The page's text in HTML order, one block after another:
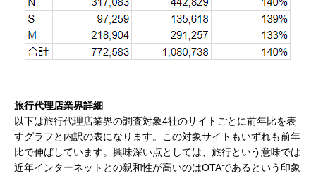
旅行代理店業界詳細
以下は旅行代理店業界の調査対象4社のサイトごとに前年比を表
すグラフと内訳の表になります。この対象サイトもいずれも前年
比で伸ばしています。興味深い点としては、旅行という意味では
近年インターネットとの親和性が高いのはOTAであるという印象